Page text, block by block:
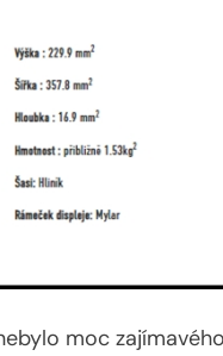
moc